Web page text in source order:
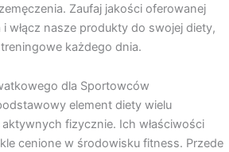
Zaufaj jakości oferowanej
włącz nasze produkty do swojej diety,
każdego dnia.
dla Sportowców
element diety wielu
fizycznie. Ich właściwości
cenione w środowisku fitness. Przede